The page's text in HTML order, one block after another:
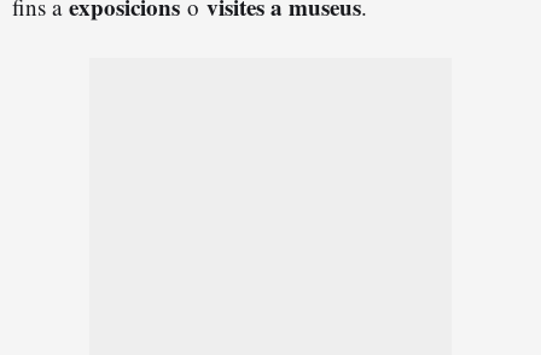
fins a exposicions o visites a museus.